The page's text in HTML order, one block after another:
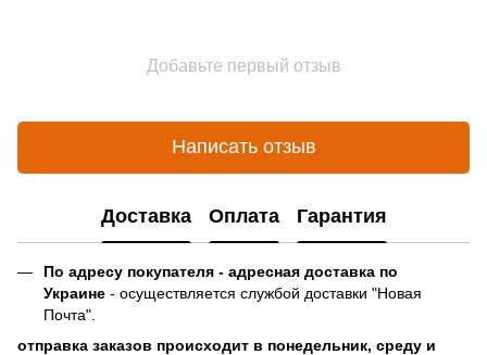
Добавьте первый отзыв
Написать отзыв
Доставка Оплата Гарантия
По адресу покупателя - адресная доставка по
Украине - осуществляется службой доставки "Новая
Почта".
отправка заказов происходит в понедельник, среду и